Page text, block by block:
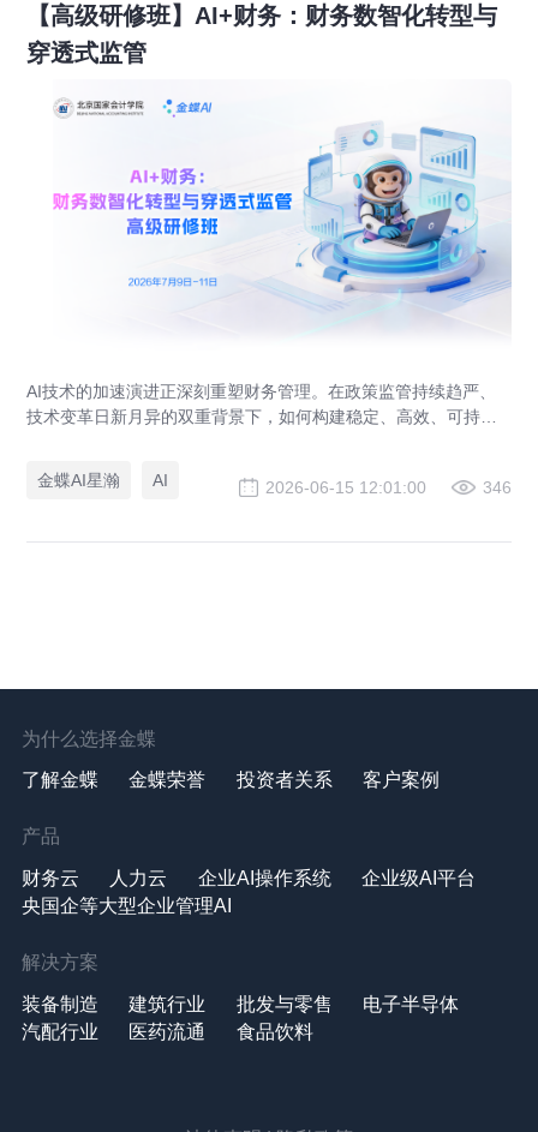
【高级研修班】AI+财务：财务数智化转型与
穿透式监管
AI技术的加速演进正深刻重塑财务管理。在政策监管持续趋严、
技术变革日新月异的双重背景下，如何构建稳定、高效、可持续
国企及大型企业建设世界一流财务管理体系、推进财务数智化转
升。
金蝶AI星瀚 AI 2026-06-15 12:01:00 346
为什么选择金蝶
了解金蝶 金蝶荣誉 投资者关系 客户案例
产品
财务云 人力云 企业AI操作系统
企业级AI平台
央国企等大型企业管理AI
解决方案
装备制造 建筑行业 批发与零售
电子半导体
汽配行业
医药流通 食品饮料